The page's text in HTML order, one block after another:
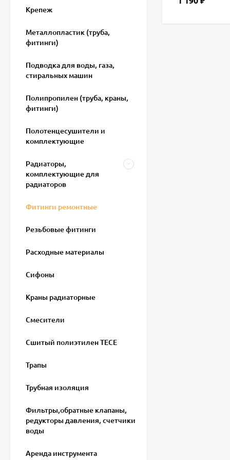
Крепеж
Металлопластик (труба,
фитинги)
Подводка для воды, газа,
стиральных машин
Полипропилен (труба, краны,
фитинги)
Полотенцесушители и
комплектующие
Радиаторы,
комплектующие для
радиаторов
Фитинги ремонтные
Резьбовые фитинги
Расходные материалы
Сифоны
Краны радиаторные
Смесители
Сшитый полиэтилен ТECE
Трапы
Трубная изоляция
Фильтры,обратные клапаны,
редукторы давления, счетчики
воды
Аренда инструмента